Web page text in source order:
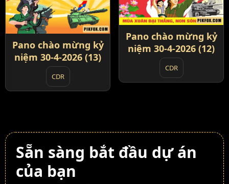
Pano chào mừng kỷ
niệm 30-4-2026 (12)
CDR
Pano chào mừng kỷ
niệm 30-4-2026 (13)
CDR
Sẵn sàng bắt đầu dự án
của bạn